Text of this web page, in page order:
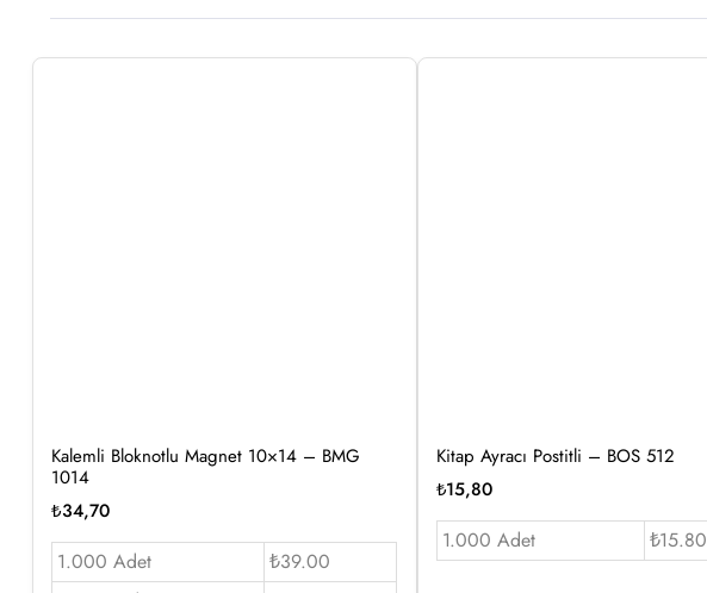
Kalemli Bloknotlu Magnet 10×14 – BMG
1014
₺34,70
1.000 Adet
₺39.00
Kitap Ayracı Postitli – BOS 512
₺15,80
1.000 Adet ₺15.80